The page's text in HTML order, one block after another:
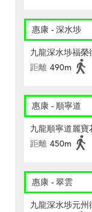
惠康 - 深水埗
九龍深水埗福
距離 490m
惠康 - 順寧道
九龍順寧道麗寶
距離 450m
惠康 - 翠雲
九龍深水埗元